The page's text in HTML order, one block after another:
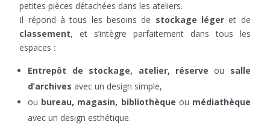
petites pièces détachées dans les ateliers.
Il répond à tous les besoins de stockage légeret de
classement, et s’intègre parfaitement dans tous les
espaces :
Entrepôt de stockage, atelier, réserve ou salle
d’archives avec un design simple,
ou bureau, magasin, bibliothèque ou médiathèque
avec un design esthétique.